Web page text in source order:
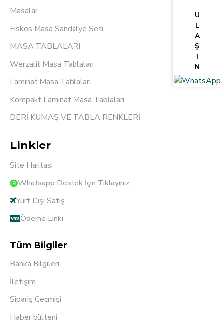
Masalar
Fiskos Masa Sandalye Seti
MASA TABLALARI
Werzalit Masa Tablaları
Laminat Masa Tablaları
Kompakt Laminat Masa Tablaları
DERİ KUMAŞ VE TABLA RENKLERİ
Linkler
Site Haritası
Whatsapp Destek İçin Tıklayınız
Yurt Dışı Satış
Ödeme Linki
Tüm Bilgiler
Banka Bilgileri
İletişim
Sipariş Geçmişi
Haber bülteni
U
L
A
Ş
I
N